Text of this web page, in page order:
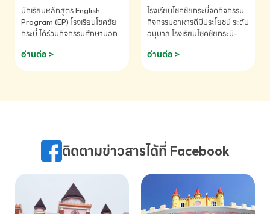
K2(Grop) โรงเรียนโชคชัยกระบี่-
สอบถามข้อมูลเพิ่มเติม โทร.
075-691910
ระดับประถมศึกษา (EP.1-
6)
นักเรียนหลักสูตร English
Program (EP) โรงเรียนโชคชัย
กระบี่ ได้ร่วมกิจกรรมศึกษานอก
ชมภาพยนตร์ Toy Story 5
(Soundtrack)เพื่อเสริมทักษะ
ภาษา ผ่านประสบการณ์การเรียนรู้
075-691910
อ่านต่อ >
โรงเรียนโชคชัยกระบี่จดกิจกรรม
กิจกรรมอาหารดีมีประโยชน์ ระดับ
อนุบาล โรงเรียนโชคชัยกระบี่-
075-691910
อ่านต่อ >
ติดตามข่าวสารได้ที่ Facebook